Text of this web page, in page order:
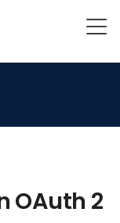
OAuth 2